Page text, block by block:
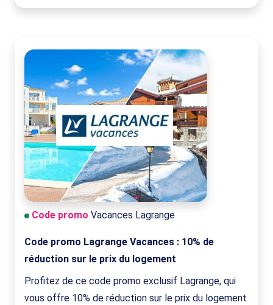
Code promo Vacances Lagrange
Code promo Lagrange Vacances : 10% de
réduction sur le prix du logement
Profitez de ce code promo exclusif Lagrange, qui
vous offre 10% de réduction sur le prix du logement